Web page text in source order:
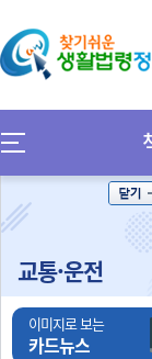
교통·운전
이미지로 보는
카드뉴스